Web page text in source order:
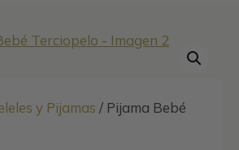
y Pijamas / Pijama Bebé